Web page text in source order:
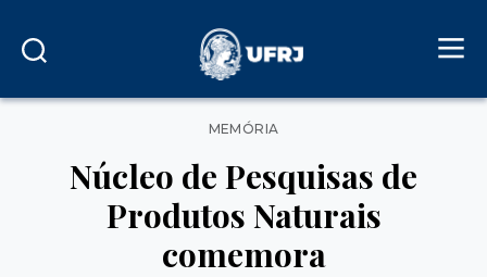
Categorias
MEMÓRIA
Núcleo de Pesquisas de
Produtos Naturais
comemora